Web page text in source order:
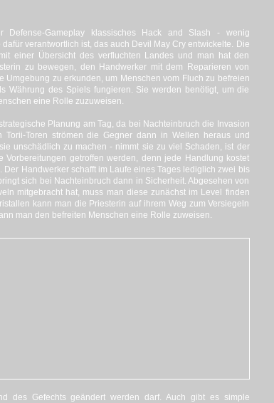
Defense-Gameplay klassisches Hack and Slash - wenig
verantwortlich ist, das auch Devil May Cry entwickelte. Die
einer Übersicht des verfluchten Landes und man hat den
zu bewegen, den Handwerker mit dem Reparieren von
Umgebung zu erkunden, um Menschen vom Fluch zu befreien
Währung des Spiels fungieren. Sie werden benötigt, um die
eine Rolle zuzuweisen.
Planung am Tag, da bei Nachteinbruch die Invasion
Torii-Toren strömen die Gegner dann in Wellen heraus und
unschädlich zu machen - nimmt sie zu viel Schaden, ist der
Vorbereitungen getroffen werden, denn jede Handlung kostet
Handwerker schafft im Laufe eines Tages lediglich zwei bis
sich bei Nachteinbruch dann in Sicherheit. Abgesehen von
mitgebracht hat, muss man diese zunächst im Level finden
kann man die Priesterin auf ihrem Weg zum Versiegeln
man den befreiten Menschen eine Rolle zuweisen.
des Gefechts geändert werden darf. Auch gibt es simple